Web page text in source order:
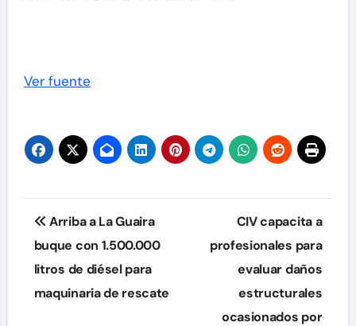
Ver fuente
Navegación
de
entradas
Arriba a La Guaira
buque con 1.500.000
litros de diésel para
maquinaria de rescate
CIV capacita a
profesionales para
evaluar daños
estructurales
ocasionados por